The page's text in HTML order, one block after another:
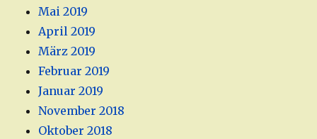
Mai 2019
April 2019
März 2019
Februar 2019
Januar 2019
November 2018
Oktober 2018